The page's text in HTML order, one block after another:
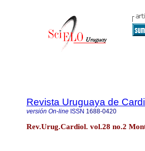
Revista Uruguaya de
versión On-line ISSN 1688-0420
Rev.Urug.Cardiol. vol.28 no.2